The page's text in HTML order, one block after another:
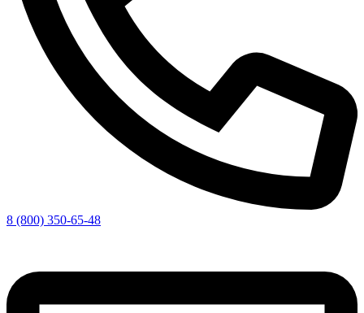
8 (800) 350-65-48